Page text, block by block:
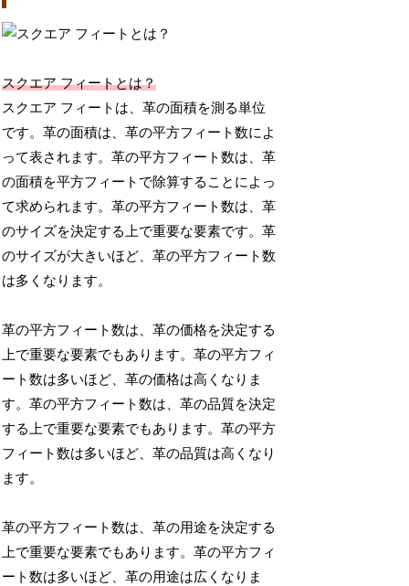
スクエア フィートとは？
スクエア フィートは、革の面積を測る単位
です。革の面積は、革の平方フィート数によ
って表されます。革の平方フィート数は、革
の面積を平方フィートで除算することによっ
て求められます。革の平方フィート数は、革
のサイズを決定する上で重要な要素です。革
のサイズが大きいほど、革の平方フィート数
は多くなります。
革の平方フィート数は、革の価格を決定する
上で重要な要素でもあります。革の平方フィ
ート数は多いほど、革の価格は高くなりま
す。革の平方フィート数は、革の品質を決定
する上で重要な要素でもあります。革の平方
フィート数は多いほど、革の品質は高くなり
ます。
革の平方フィート数は、革の用途を決定する
上で重要な要素でもあります。革の平方フィ
ート数は多いほど、革の用途は広くなりま